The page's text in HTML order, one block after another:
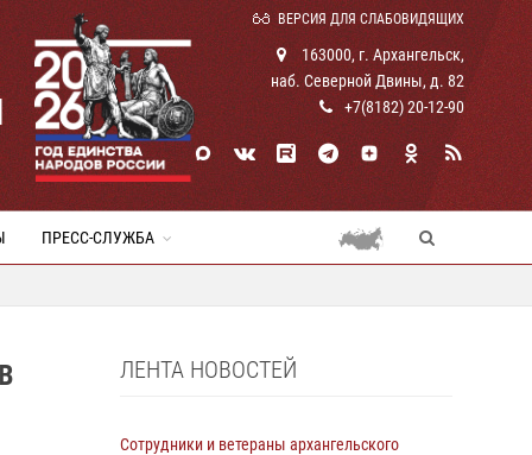
ВЕРСИЯ ДЛЯ СЛАБОВИДЯЩИХ
163000, г. Архангельск,
наб. Северной Двины, д. 82
+7(8182) 20-12-90
ПРЕСС-СЛУЖБА
ЛЕНТА НОВОСТЕЙ
Сотрудники и ветераны архангельского